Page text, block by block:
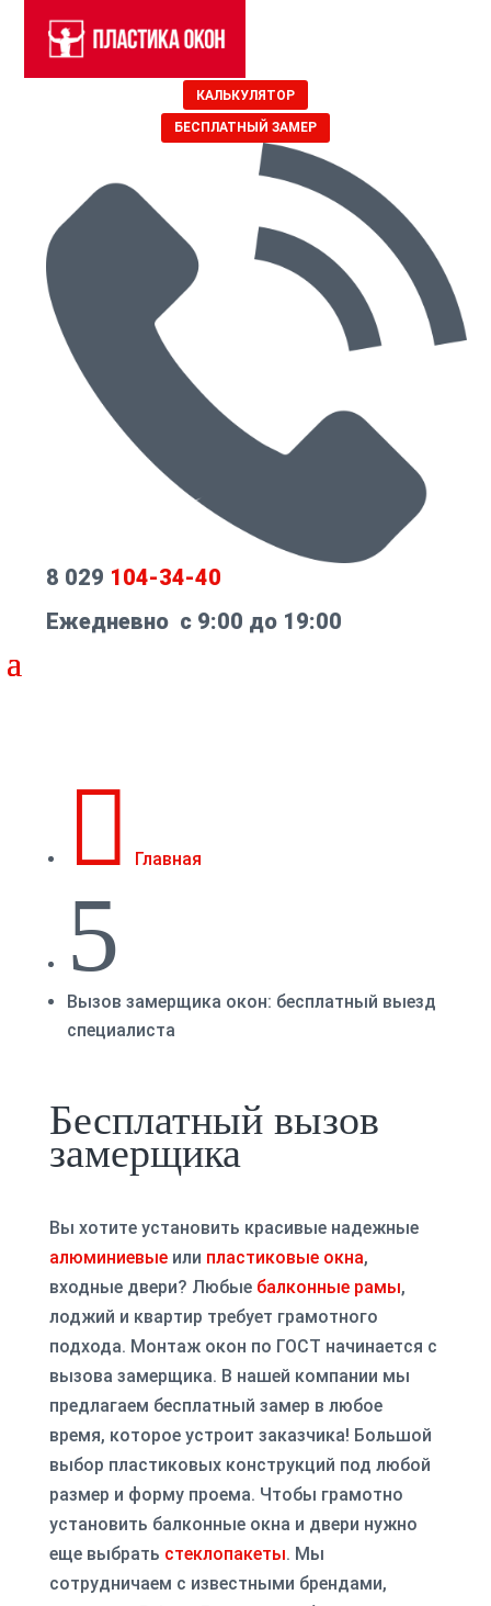
КАЛЬКУЛЯТОР
БЕСПЛАТНЫЙ ЗАМЕР
8 029 104-34-40
Ежедневно с 9:00 до 19:00
 Главная
5
Вызов замерщика окон: бесплатный выезд
специалиста
Бесплатный вызов
замерщика
Вы хотите установить красивые надежные
алюминиевыеили пластиковые окна,
входные двери? Любые балконные рамы,
лоджий и квартир требует грамотного
подхода. Монтаж окон по ГОСТ начинается с
вызова замерщика. В нашей компании мы
предлагаем бесплатный замер в любое
время, которое устроит заказчика! Большой
выбор пластиковых конструкций под любой
размер и форму проема. Чтобы грамотно
установить балконные окна и двери нужно
еще выбрать стеклопакеты. Мы
сотрудничаем с известными брендами,